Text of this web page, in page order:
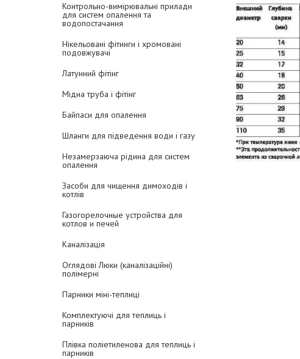
Контрольно-вимірювальні прилади
для систем опалення та
водопостачання
Нікельовані фітинги і хромовані
подовжувачі
Латунний фітінг
Мідна труба і фітінг
Байпаси для опалення
Шланги для підведення води і газу
Незамерзаюча рідина для систем
опалення
Засоби для чищення димоходів і
котлів
Газогорелочные устройства для
котлов и печей
Каналізація
Оглядові Люки (каналізаційні)
полімерні
Парники міні-теплиці
Комплектуючі для теплиць і
парників
Плівка поліетиленова для теплиць і
парників